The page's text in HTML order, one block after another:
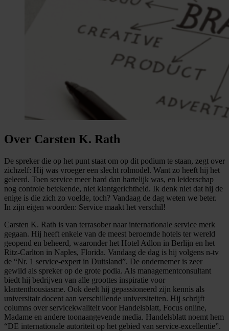
Over Carsten K. Rath
De spreker die op het punt staat om op dit podium te staan, zegt over
zichzelf: Hij was vroeger een slecht rolmodel. Want zo heeft hij het
geleerd. Toen service meer hard dan hartelijk was, en leiderschap
nog controle betekende, niet klantgerichtheid. Ik denk niet dat hij de
enige is die zich zo voelde, toch? Vandaag de dag weten we beter.
In zijn eigen woorden: Service maakt het verschil!
Carsten K. Rath is van terrasober naar internationale service merk
gegaan. Hij heeft enkele van de meest beroemde hotels ter wereld
geopend en beheerd, waaronder het Hotel Adlon in Berlijn en het
Ritz-Carlton in Naples, Florida. Vandaag de dag is hij volgens n-tv
de “Nr. 1 service-expert in Duitsland”. De ondernemer is zeer
gewild als spreker op de grote podia. Als managementconsultant
biedt hij bedrijven van alle groottes inspiratie voor
klantenthousiasme. Ook deelt hij gepassioneerd zijn kennis als
universitair docent aan verschillende universiteiten. Hij schrijft
columns over servicekwaliteit voor Handelsblatt, Focus online,
Madame en andere toonaangevende media. Handelsblatt noemt hem
“DE internationale autoriteit op het gebied van service-excellentie”.